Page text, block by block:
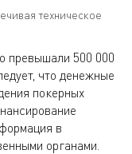
техническое
превышали 500 000
что денежные
покерных
в
органами.